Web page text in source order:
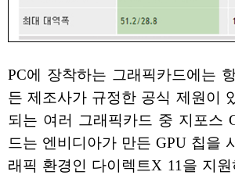
PC에 장착하는 그래픽카드에는
든 제조사가 규정한 공식 제원이
되는 여러 그래픽카드 중 지포스
드는 엔비디아가 만든 GPU 칩을
래픽 환경인 다이렉트X 11을 지